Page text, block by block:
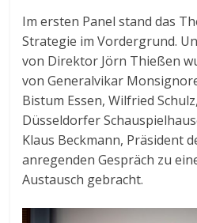
Im ersten Panel stand das
Strategie im Vordergrund.
von Direktor Jörn Thießen
von Generalvikar
Bistum Essen, Wilfried
Düsseldorfer
Klaus Beckmann, Präsident
anregenden Gespräch zu
Austausch gebracht.